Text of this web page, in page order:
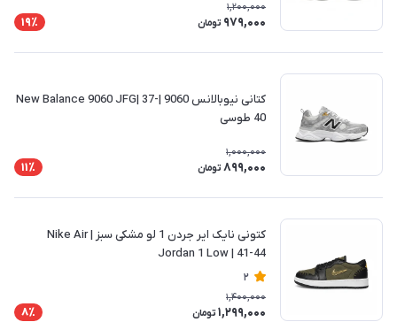
1,200,000
979,000 تومان 19٪
کتانی نیوبالانس 9060 |New Balance 9060 JFG| 37-
40 طوسی
1,000,000
899,000 تومان 11٪
کتونی نایک ایر جردن 1 لو مشکی سبز | Nike Air
Jordan 1 Low | 41-44
2
1,400,000
1,299,000 تومان 8٪